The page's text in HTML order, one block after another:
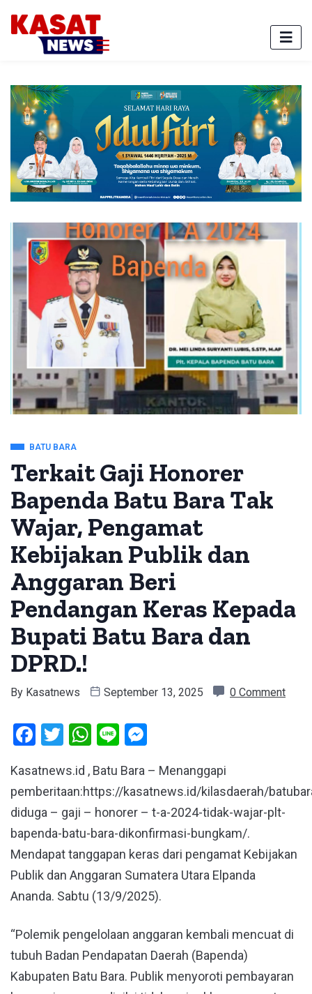
BATU BARA
Terkait Gaji Honorer
Bapenda Batu Bara Tak
Wajar, Pengamat
Kebijakan Publik dan
Anggaran Beri
Pendangan Keras Kepada
Bupati Batu Bara dan
DPRD.!
By Kasatnews September 13, 2025 0 Comment
Facebook
Twitter
WhatsApp
Line
Kasatnews.id , Batu Bara – Menanggapi
pemberitaan:https://kasatnews.id/kilasdaerah/
diduga – gaji – honorer – t-a-2024-tidak-wajar-plt-
bapenda-batu-bara-dikonfirmasi-bungkam/.
Mendapat tanggapan keras dari pengamat Kebijakan
Publik dan Anggaran Sumatera Utara Elpanda
Ananda. Sabtu (13/9/2025).
“Polemik pengelolaan anggaran kembali mencuat di
tubuh Badan Pendapatan Daerah (Bapenda)
Kabupaten Batu Bara. Publik menyoroti pembayaran